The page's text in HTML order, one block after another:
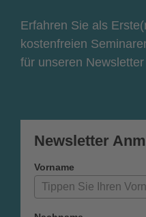
Erfahren Sie als
kostenfreien
für unseren
Newsletter
Vorname